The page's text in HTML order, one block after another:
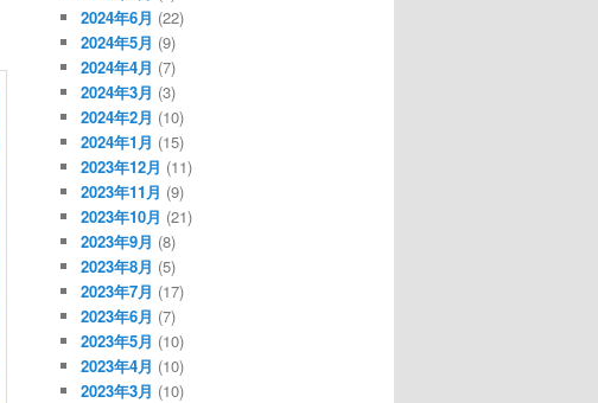
2024年6月 (22)
2024年5月 (9)
2024年4月 (7)
2024年3月 (3)
2024年2月 (10)
2024年1月 (15)
2023年12月 (11)
2023年11月 (9)
2023年10月 (21)
2023年9月 (8)
2023年8月 (5)
2023年7月 (17)
2023年6月 (7)
2023年5月 (10)
2023年4月 (10)
2023年3月 (10)